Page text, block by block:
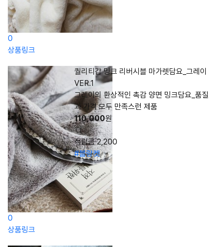
0
상품링크
0
퀄리티갑 밍크 리버시블 마가렛담요_그레이
VER.1
그레이의 환상적인 촉감 양면 밍크담요_품질
과 가격 모두 만족스런 제품
110,000원
적립금 2,200
#블랑켓
상품링크